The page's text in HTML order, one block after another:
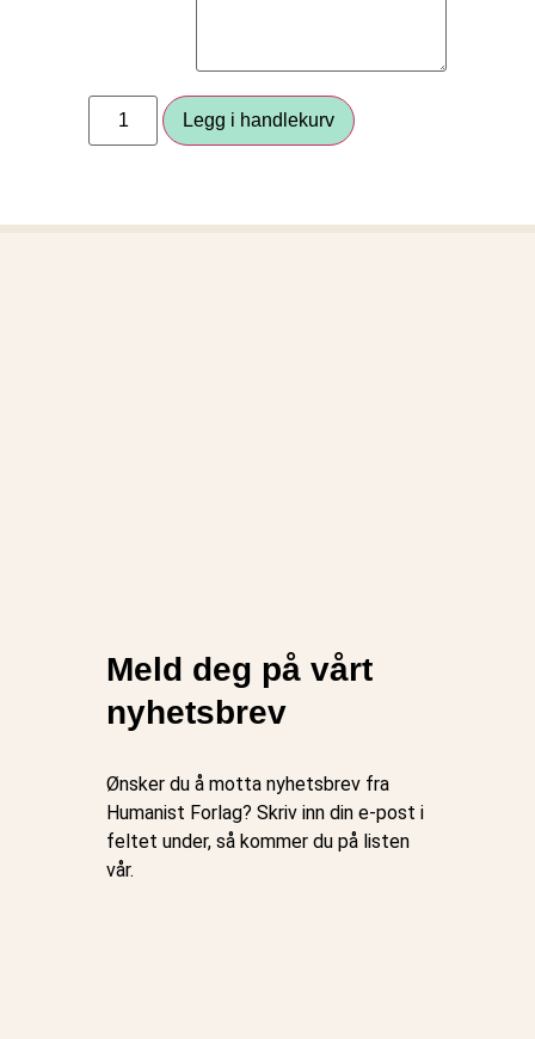
Legg i handlekurv
Meld deg på vårt
nyhetsbrev
Ønsker du å motta nyhetsbrev fra
Humanist Forlag? Skriv inn din e-post i
feltet under, så kommer du på listen
vår.